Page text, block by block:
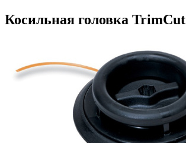
Косильная головка TrimCut